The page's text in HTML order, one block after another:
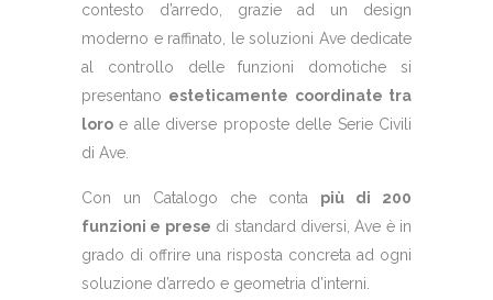
contesto d’arredo, grazie ad un design
moderno e raffinato, le soluzioni Ave dedicate
al controllo delle funzioni domotiche si
presentano esteticamente coordinate tra
loro e alle diverse proposte delle Serie Civili
di Ave.
Con un Catalogo che conta più di 200
funzioni e prese di standard diversi, Ave è in
grado di offrire una risposta concreta ad ogni
soluzione d’arredo e geometria d’interni.